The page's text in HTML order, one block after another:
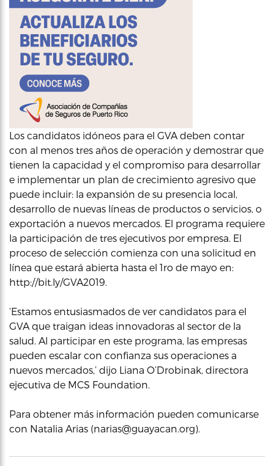
Los candidatos idóneos para el GVA deben contar
con al menos tres años de operación y demostrar que
tienen la capacidad y el compromiso para desarrollar
e implementar un plan de crecimiento agresivo que
puede incluir: la expansión de su presencia local,
desarrollo de nuevas líneas de productos o servicios, o
exportación a nuevos mercados. El programa requiere
la participación de tres ejecutivos por empresa. El
proceso de selección comienza con una solicitud en
línea que estará abierta hasta el 1ro de mayo en:
http://bit.ly/GVA2019.
‘Estamos entusiasmados de ver candidatos para el
GVA que traigan ideas innovadoras al sector de la
salud. Al participar en este programa, las empresas
pueden escalar con confianza sus operaciones a
nuevos mercados,’ dijo Liana O’Drobinak, directora
ejecutiva de MCS Foundation.
Para obtener más información pueden comunicarse
con Natalia Arias (narias@guayacan.org).